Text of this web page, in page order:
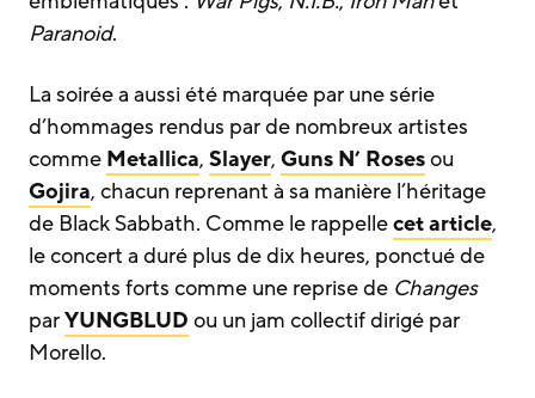
Paranoid.
La soirée a aussi été marquée par une série
d’hommages rendus par de nombreux artistes
comme Metallica, Slayer, Guns N’ Rosesou
Gojira, chacun reprenant à sa manière l’héritage
de Black Sabbath. Comme le rappellecet article,
le concert a duré plus de dix heures, ponctué de
moments forts comme une reprise de Changes
parYUNGBLUD ou un jam collectif dirigé par
Morello.